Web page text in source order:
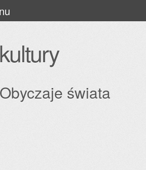
Obyczaje świata